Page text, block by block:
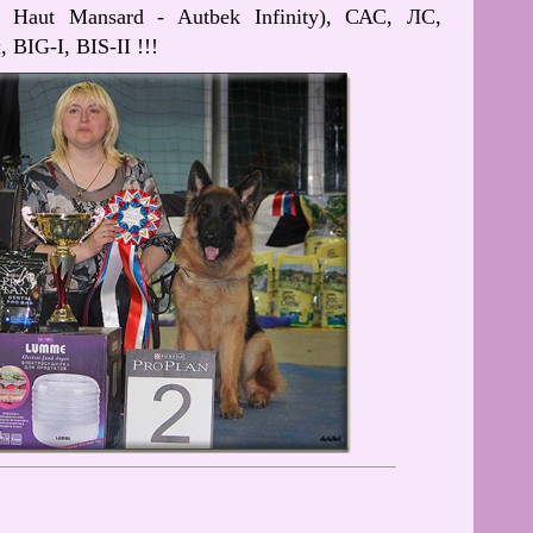
Haut Mansard - Autbek Infinity), САС, ЛС,
BIG-I, BIS-II !!!